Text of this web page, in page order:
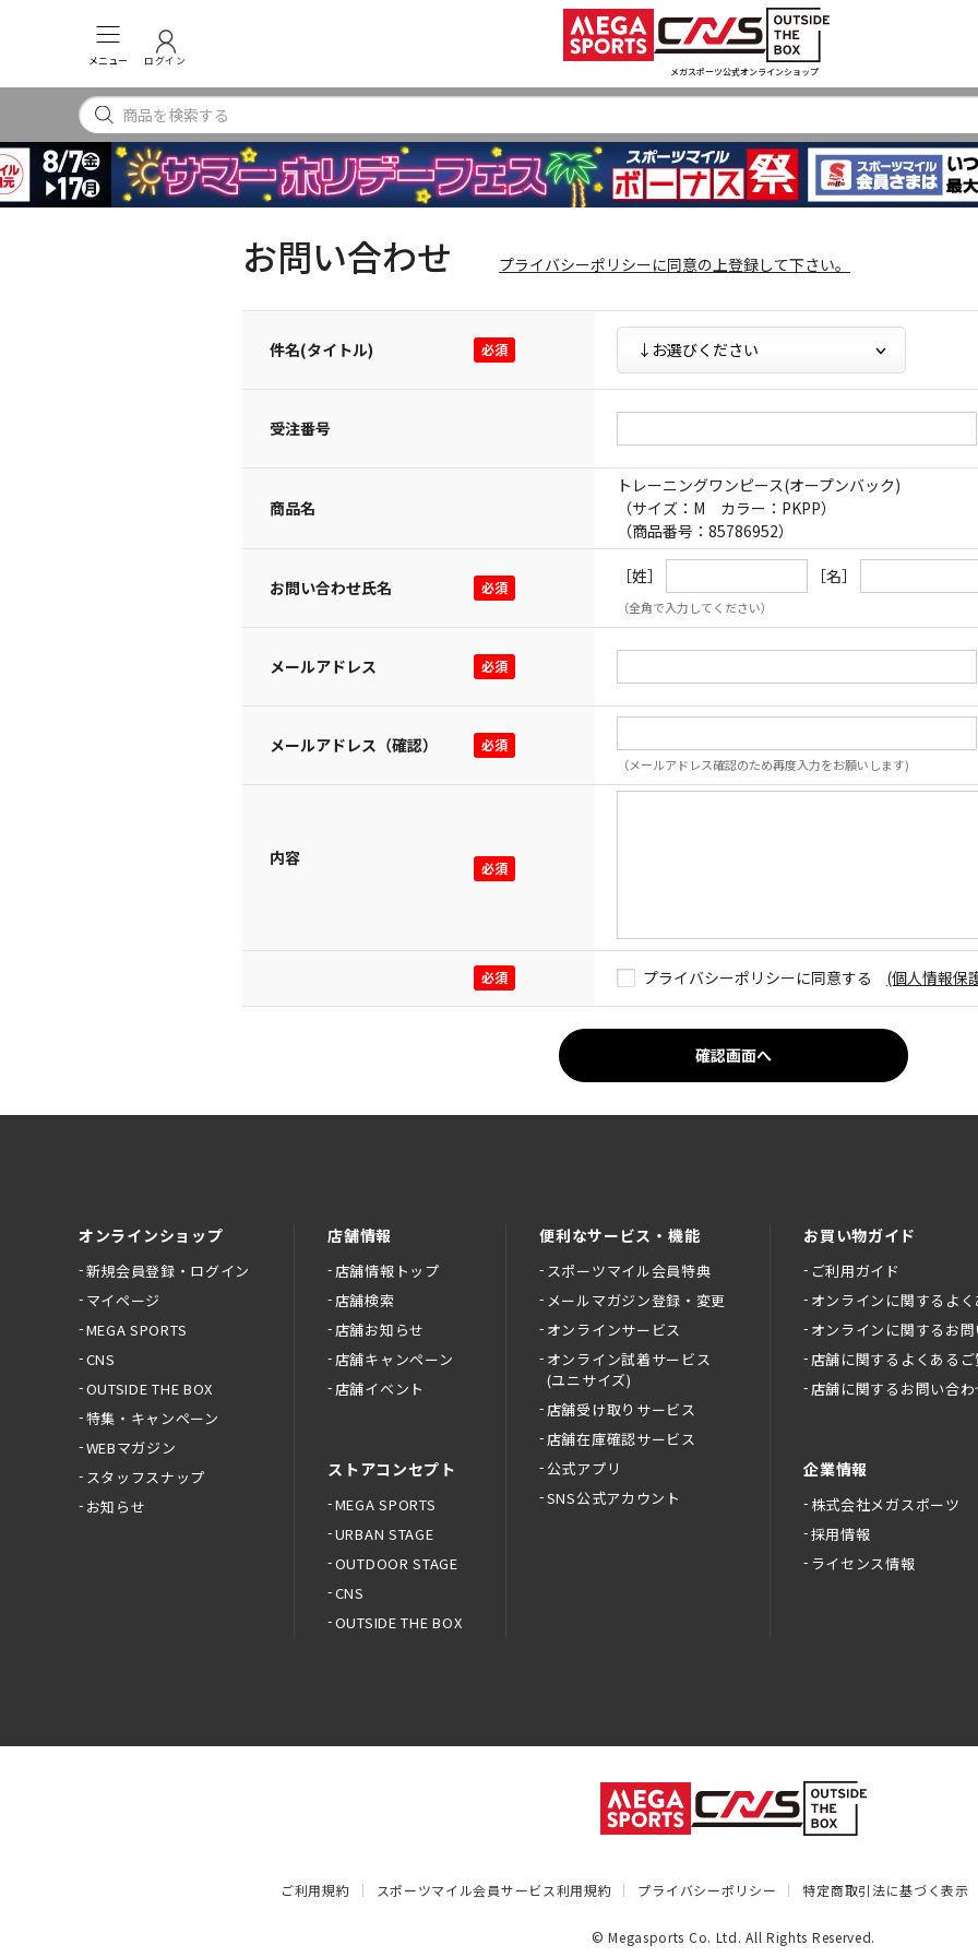
メニュー ログイン
メガスポーツ公式オンラインショップ
お問い合わせ プライバシーポリシーに同意の上登録して下さい。
件名(タイトル)
受注番号
商品名
トレーニングワンピース(オープンバック)
（サイズ：M カラー：PKPP）
（商品番号：85786952）
お問い合わせ氏名
［姓］ ［名］
（全角で入力してください）
メールアドレス
メールアドレス（確認）
（メールアドレス確認のため再度入力をお願いします)
内容
プライバシーポリシーに同意する (個人情報保
オンラインショップ
新規会員登録・ログイン
マイページ
MEGA SPORTS
CNS
OUTSIDE THE BOX
特集・キャンペーン
WEBマガジン
スタッフスナップ
お知らせ
店舗情報
店舗情報トップ
店舗検索
店舗お知らせ
店舗キャンペーン
店舗イベント
ストアコンセプト
MEGA SPORTS
URBAN STAGE
OUTDOOR STAGE
CNS
OUTSIDE THE BOX
便利なサービス・機能
スポーツマイル会員特典
メールマガジン登録・変更
オンラインサービス
オンライン試着サービス
(ユニサイズ)
店舗受け取りサービス
店舗在庫確認サービス
公式アプリ
SNS公式アカウント
お買い物ガイド
ご利用ガイド
オンラインに関するよ
オンラインに関するお
店舗に関するよくあるご
店舗に関するお問い合わ
企業情報
株式会社メガスポーツ
採用情報
ライセンス情報
ご利用規約 スポーツマイル会員サービス利用規約 プライバシーポリシー 特定商取引法に基づく表示
© Megasports Co. Ltd. All Rights Reserved.